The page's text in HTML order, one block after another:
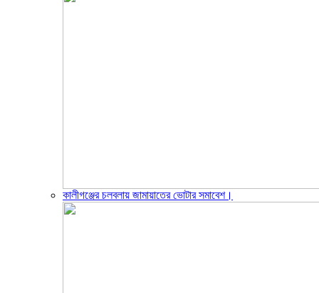
কালীগঞ্জের চলবলায় জামায়াতের ভোটার সমাবেশ।